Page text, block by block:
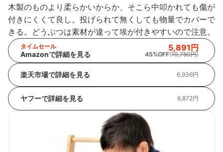
木製のものより柔らかいからか、そこら中叩かれても傷が
付きにくくて良し。投げられて無くしても物量でカバーで
きる。どうぶつは素材が違って埃が付きやすいので注意。
タイムセール
Amazonで詳細を見る
5,891円
45%OFF(10,780円)
楽天市場で詳細を見る 6,936円
ヤフーで詳細を見る 6,872円